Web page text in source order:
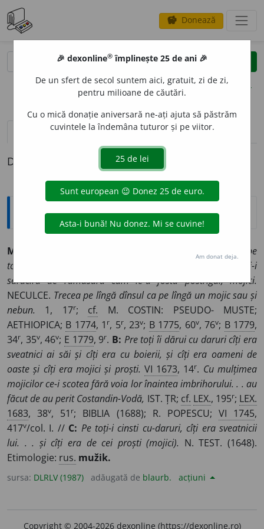
savings Donează
clear
opțiuni
definiții (1) pronunțievolume_up (3)
Definiția cu ID-ul 1248616:
Arhaisme și regionalisme
MOJIC
Au omorît pe
toți îți îl știa că iaste din mojici născut.
Și-i
sărăciră de rămasără cum le-u fostu postrigul, mojici.
NECULCE. Trecea pe lîngă dînsul ca pe lîngă un mojic sau și
nebun. 1, 17r; cf. M. COSTIN: PSEUDO- MUSTE;
AETHIOPICA; B 1774, 1 r, 5r, 23v; B 1775, 60v, 76v; B 1779,
34r, 35v, 46v; E 1779, 9r. B: Pre toți îi dărui cu daruri cîți era
sveatnici ai săi și cîți era cu boierii, și cîți era oameni de
oaste și cîți era mojici și proști. VI 1673, 14r. Cu mulțimea
mojicilor ce-i scotea fără voia lor înaintea imbrihorului. . . au
făcut de au perit Costandin-Vodă, IST. ȚR; cf. LEX., 195r; LEX.
1683, 38v, 51 r; BIBLIA (1688); R. POPESCU; VI 1745,
417v/col. I. // C: Pe toți-i cinsti cu-daruri, cîți era sveatnicii
lui. . . și cîți era de cei proști (mojici). N. TEST. (1648).
Etimologie: rus. mužik.
sursa: DLRLV (1987) adăugată de blaurb. acțiuni
Copyright © 2004-2026 dexonline (https://dexonline.ro)
🎉 dexonline® împlinește 25 de ani 🎉
De un sfert de secol suntem aici, gratuit, zi de zi,
pentru milioane de căutări.
Cu o mică donație aniversară ne-ați ajuta să păstrăm
cuvintele la îndemâna tuturor și pe viitor.
Am donat deja.